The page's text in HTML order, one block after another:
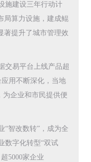
施建设三年行动计
局算力设施，建成鲲
著提升了城市管理效
交易平台上线产品超
用不断深化，当地
为企业和市民提供便
“智改数转”，成为全
数字化转型“双试
5000家企业